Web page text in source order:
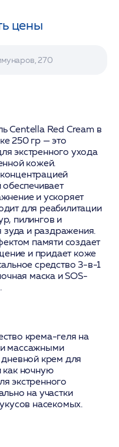
цены
270
Centella Red Cream в
250 гр — это
экстренного ухода
кожей.
обеспечивает
и ускоряет
для реабилитации
пилингов и
зуда и раздражения.
памяти создает
и придает коже
средство 3-в-1
маска и SOS-
крема-геля на
массажными
крем для
как ночную
экстренного
на участки
насекомых.